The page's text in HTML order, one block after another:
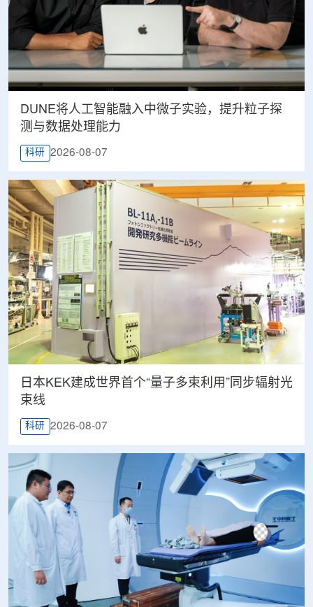
DUNE将人工智能融入中微子实验，提升粒子探
测与数据处理能力
科研 2026-08-07
日本KEK建成世界首个“量子多束利用”同步辐射光
束线
科研 2026-08-07